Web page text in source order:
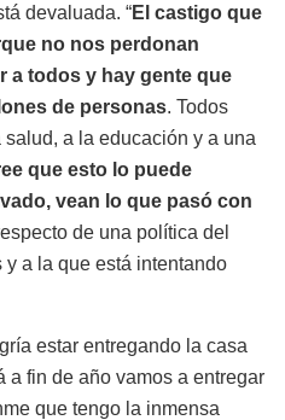
devaluada. “El castigo que
no nos perdonan
a todos y hay gente que
de personas. Todos
a la educación y a una
que esto lo puede
vean lo que pasó con
de una política del
a la que está intentando
estar entregando la casa
a fin de año vamos a entregar
que tengo la inmensa